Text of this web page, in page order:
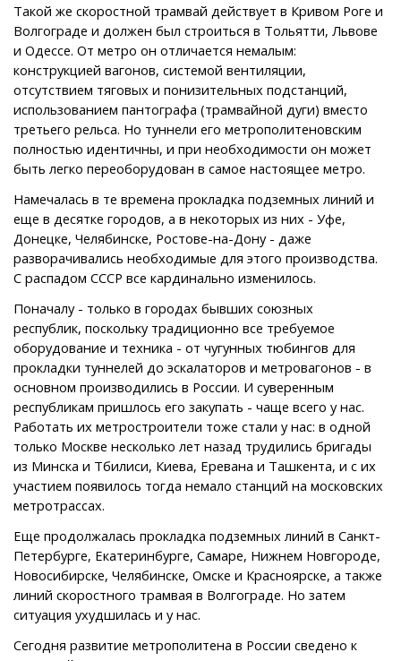
Такой же скоростной трамвай действует в Кривом Роге и
Волгограде и должен был строиться в Тольятти, Львове
и Одессе. От метро он отличается немалым:
конструкцией вагонов, системой вентиляции,
отсутствием тяговых и понизительных подстанций,
использованием пантографа (трамвайной дуги) вместо
третьего рельса. Но туннели его метрополитеновским
полностью идентичны, и при необходимости он может
быть легко переоборудован в самое настоящее метро.
Намечалась в те времена прокладка подземных линий и
еще в десятке городов, а в некоторых из них - Уфе,
Донецке, Челябинске, Ростове-на-Дону - даже
разворачивались необходимые для этого производства.
С распадом СССР все кардинально изменилось.
Поначалу - только в городах бывших союзных
республик, поскольку традиционно все требуемое
оборудование и техника - от чугунных тюбингов для
прокладки туннелей до эскалаторов и метровагонов - в
основном производились в России. И суверенным
республикам пришлось его закупать - чаще всего у нас.
Работать их метростроители тоже стали у нас: в одной
только Москве несколько лет назад трудились бригады
из Минска и Тбилиси, Киева, Еревана и Ташкента, и с их
участием появилось тогда немало станций на московских
метротрассах.
Еще продолжалась прокладка подземных линий в Санкт-
Петербурге, Екатеринбурге, Самаре, Нижнем Новгороде,
Новосибирске, Челябинске, Омске и Красноярске, а также
линий скоростного трамвая в Волгограде. Но затем
ситуация ухудшилась и у нас.
Сегодня развитие метрополитена в России сведено к